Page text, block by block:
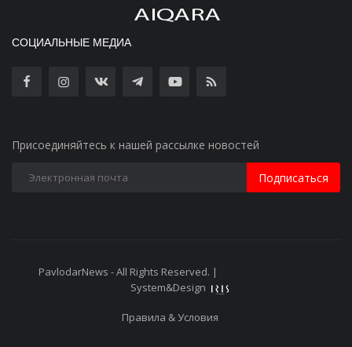
СОЦИАЛЬНЫЕ МЕДИА
Присоединяйтесь к нашей рассылке новостей
Подписаться
PavlodarNews - All Rights Reserved. |
System&Design
Правила & Условия